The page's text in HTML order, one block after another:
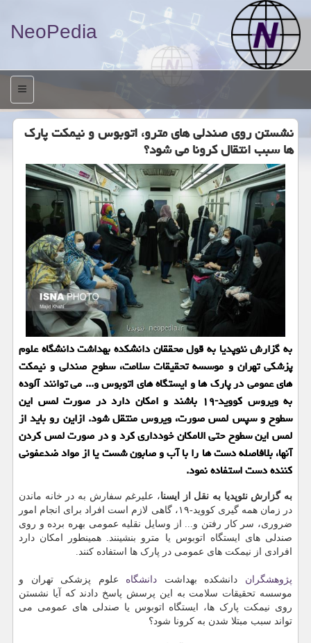
NeoPedia
منو
نشستن روی صندلی های مترو، اتوبوس و نیمكت پارك
ها سبب انتقال كرونا می شود؟
به گزارش نئوپدیا به قول محققان دانشكده بهداشت دانشگاه علوم
پزشكی تهران و موسسه تحقیقات سلامت، سطوح صندلی و نیمكت
های عمومی در پارك ها و ایستگاه های اتوبوس و... می توانند آلوده
به ویروس كووید-۱۹ باشند و امكان دارد در صورت لمس این
سطوح و سپس لمس صورت، ویروس منتقل شود. ازاین رو باید از
لمس این سطوح حتی الامكان خودداری كرد و در صورت لمس كردن
آنها، بلافاصله دست ها را با آب و صابون شست یا از مواد ضدعفونی
كننده دست استفاده نمود.
به گزارش نئوپدیا به نقل از ایسنا، علیرغم سفارش به در خانه ماندن
در زمان همه گیری کووید-۱۹، گاهی لازم است افراد برای انجام امور
ضروری، سر کار رفتن و... از وسایل نقلیه عمومی بهره برده و روی
صندلی های ایستگاه اتوبوس یا مترو بنشینند. همینطور امکان دارد
افرادی از نیمکت های عمومی در پارک ها استفاده کنند.
پژوهشگران دانشکده بهداشت دانشگاه علوم پزشکی تهران و
موسسه تحقیقات سلامت به این پرسش پاسخ دادند که آیا نشستن
روی نیمکت پارک ها، ایستگاه اتوبوس یا صندلی های عمومی می
تواند سبب مبتلا شدن به کرونا شود؟